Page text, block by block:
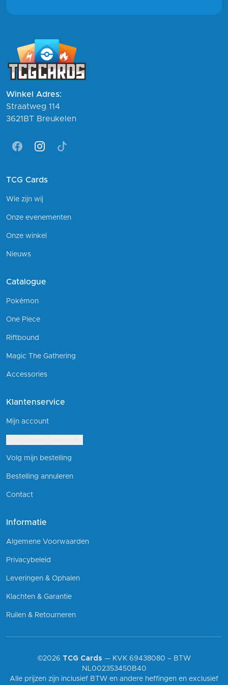
Winkel Adres:
Straatweg 114
3621BT Breukelen
FacebookInstagram
Tiktok
TCG Cards
Wie zijn wij
Onze evenementen
Onze winkel
Nieuws
Catalogue
Pokémon
One Piece
Riftbound
Magic The Gathering
Accessories
Klantenservice
Mijn account
Volg mijn bestelling
Bestelling annuleren
Contact
Informatie
Algemene Voorwaarden
Privacybeleid
Leveringen & Ophalen
Klachten & Garantie
Ruilen & Retourneren
©2026 TCG Cards — KVK 69438080 – BTW
NL002353450B40
Alle prijzen zijn inclusief BTW en andere heffingen en exclusief